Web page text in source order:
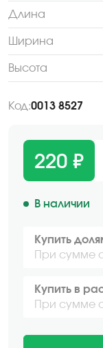
Длина
Ширина
Высота
Код:0013 8527
220 ₽
В наличии
Купить
При сумме
Купить в
При сумме